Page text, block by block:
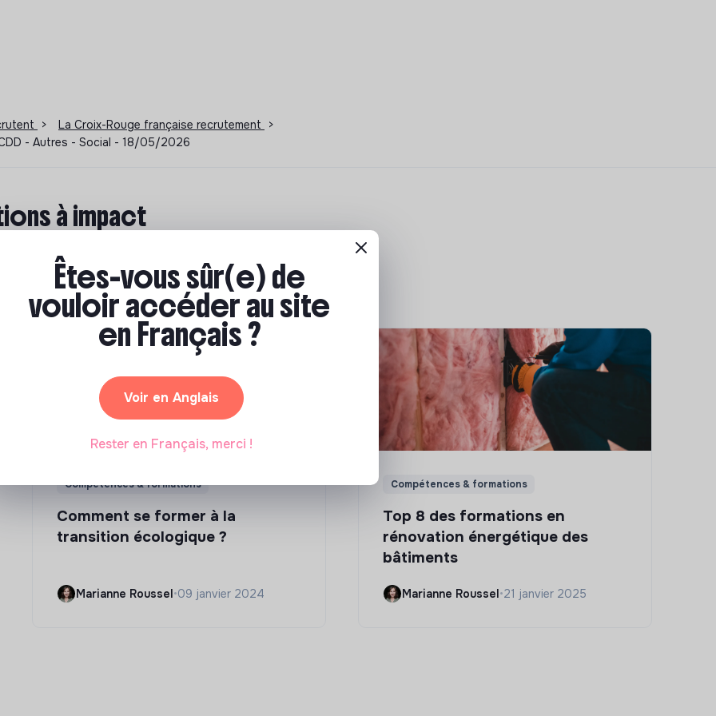
> La Croix-Rouge française recrutement
>
- Autres - Social - 18/05/2026
à impact
commencer ? Pas de panique, on te propose une
écologique et solidaire !
Compétences & formations
Comment se former à la
transition écologique ?
Marianne Roussel•09 janvier 2024
Compétences & formations
Top 8 des formations en
rénovation énergétique des
bâtiments
Marianne Roussel•21 janvier 2025
Êtes-vous sûr(e) de
vouloir accéder au site
en Français ?
Voir en Anglais
Rester en Français, merci !